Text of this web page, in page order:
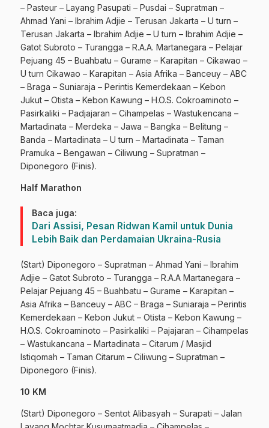
– Pasteur – Layang Pasupati – Pusdai – Supratman –
Ahmad Yani – Ibrahim Adjie – Terusan Jakarta – U turn –
Terusan Jakarta – Ibrahim Adjie – U turn – Ibrahim Adjie –
Gatot Subroto – Turangga – R.A.A. Martanegara – Pelajar
Pejuang 45 – Buahbatu – Gurame – Karapitan – Cikawao –
U turn Cikawao – Karapitan – Asia Afrika – Banceuy – ABC
– Braga – Suniaraja – Perintis Kemerdekaan – Kebon
Jukut – Otista – Kebon Kawung – H.O.S. Cokroaminoto –
Pasirkaliki – Padjajaran – Cihampelas – Wastukencana –
Martadinata – Merdeka – Jawa – Bangka – Belitung –
Banda – Martadinata – U turn – Martadinata – Taman
Pramuka – Bengawan – Ciliwung – Supratman –
Diponegoro (Finis).
Half Marathon
Baca juga:
Dari Assisi, Pesan Ridwan Kamil untuk Dunia
Lebih Baik dan Perdamaian Ukraina-Rusia
(Start) Diponegoro – Supratman – Ahmad Yani – Ibrahim
Adjie – Gatot Subroto – Turangga – R.A.A Martanegara –
Pelajar Pejuang 45 – Buahbatu – Gurame – Karapitan –
Asia Afrika – Banceuy – ABC – Braga – Suniaraja – Perintis
Kemerdekaan – Kebon Jukut – Otista – Kebon Kawung –
H.O.S. Cokroaminoto – Pasirkaliki – Pajajaran – Cihampelas
– Wastukancana – Martadinata – Citarum / Masjid
Istiqomah – Taman Citarum – Ciliwung – Supratman –
Diponegoro (Finis).
10 KM
(Start) Diponegoro – Sentot Alibasyah – Surapati – Jalan